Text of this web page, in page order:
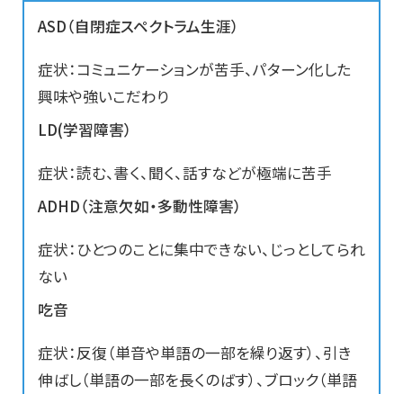
ASD（自閉症スペクトラム生涯）
症状：コミュニケーションが苦手、パターン化した
興味や強いこだわり
LD(学習障害）
症状：読む、書く、聞く、話すなどが極端に苦手
ADHD（注意欠如・多動性障害）
症状：ひとつのことに集中できない、じっとしてられ
ない
吃音
症状：反復（単音や単語の一部を繰り返す）、引き
伸ばし（単語の一部を長くのばす）、ブロック（単語